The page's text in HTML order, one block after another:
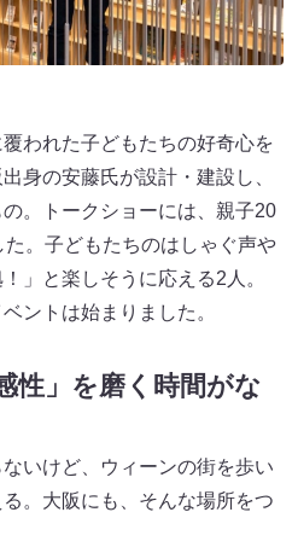
われた子どもたちの好奇心を
身の安藤氏が設計・建設し、
。トークショーには、親子20
。子どもたちのはしゃぐ声や
」と楽しそうに応える2人。
ントは始まりました。
性」を磨く時間がな
ないけど、ウィーンの街を歩い
。大阪にも、そんな場所をつ